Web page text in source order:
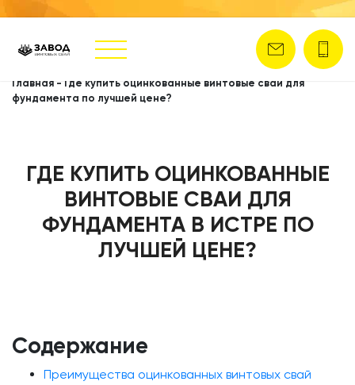
Главная - Где купить оцинкованные винтовые сваи для
фундамента по лучшей цене?
ГДЕ КУПИТЬ ОЦИНКОВАННЫЕ
ВИНТОВЫЕ СВАИ ДЛЯ
ФУНДАМЕНТА В ИСТРЕ ПО
ЛУЧШЕЙ ЦЕНЕ?
Содержание
Преимущества оцинкованных винтовых свай